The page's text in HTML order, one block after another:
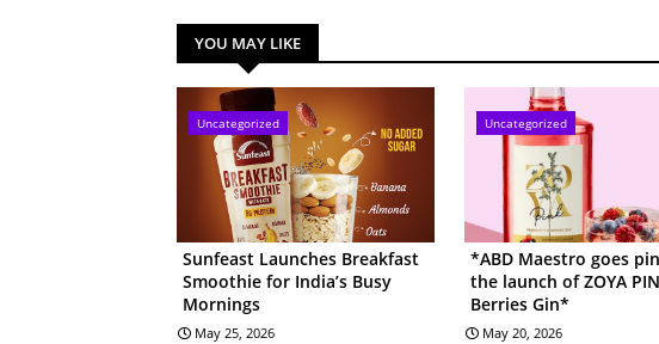
YOU MAY LIKE
Uncategorized
Sunfeast Launches Breakfast
Smoothie for India’s Busy
Mornings
May 25, 2026
Uncategorized
*ABD Maestro goes
the launch of ZOYA
Berries Gin*
May 20, 2026